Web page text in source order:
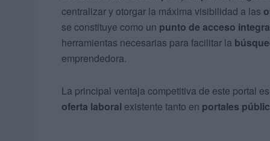
centralizar y otorgar la máxima visibilidad a las
se constituye como un punto de acceso
herramientas necesarias para facilitar la
emprendedora.
La principal ventaja competitiva de este portal
oferta laboral existente tanto en portales